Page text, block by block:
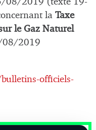
la Taxe
le Gaz Naturel
08/2019
officiels-